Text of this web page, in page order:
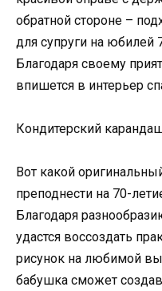
обратной стороне –
для супруги на юбилей
Благодаря своему
впишется в интерьер
Кондитерский
Вот какой
преподнести на 70-
Благодаря
удастся воссоздать
рисунок на любимой
бабушка сможет